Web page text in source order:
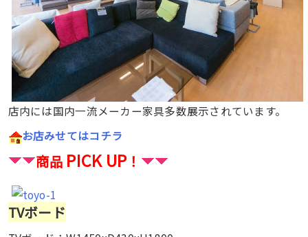
店内には国内一流メーカー家具多数展示されています。
お店みせてはコチラ
商品 PICK UP！
TVボード